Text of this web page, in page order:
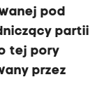
pod
partii
tej pory
przez